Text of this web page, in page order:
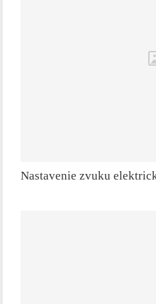
Nastavenie zvuku